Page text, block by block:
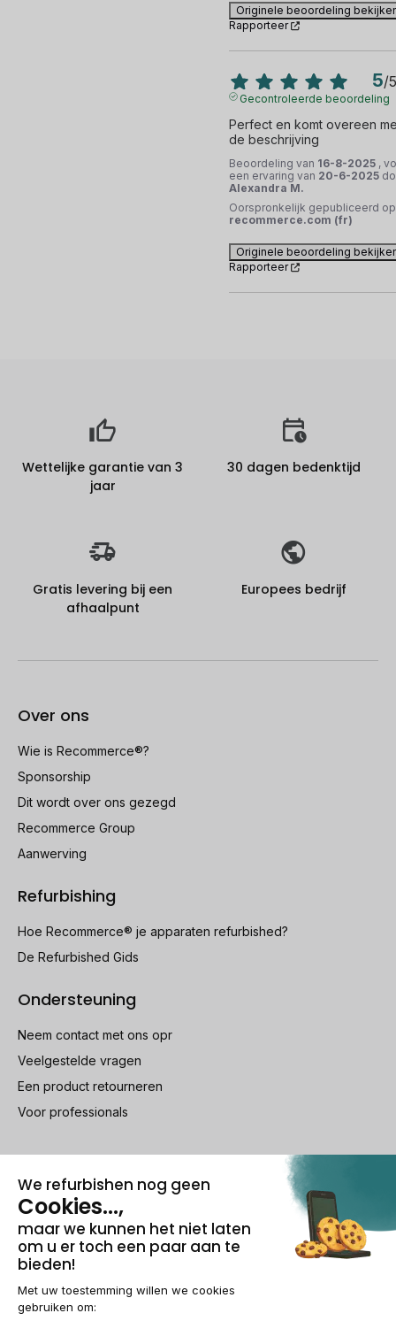
Originele beoordeling
Rapporteer
5/5
Gecontroleerde beoordeling
Perfect en komt overeen
de beschrijving
Beoordeling van 16-8-2025 ,
een ervaring van 20-6-2025
Alexandra M.
Oorspronkelijk gepubliceerd op
recommerce.com (fr)
Originele beoordeling
Rapporteer
Wettelijke garantie van 3
jaar
30 dagen bedenktijd
Gratis levering bij een
afhaalpunt
Europees bedrijf
Over ons
Wie is Recommerce®?
Sponsorship
Dit wordt over ons gezegd
Recommerce Group
Aanwerving
Refurbishing
Hoe Recommerce® je apparaten refurbished?
De Refurbished Gids
Ondersteuning
Neem contact met ons opr
Veelgestelde vragen
Een product retourneren
Voor professionals
100% beveiligde betaling
Wettelijke vermeldingen & AGBeheer van cookies
Algemene verkoopvoorwaarden